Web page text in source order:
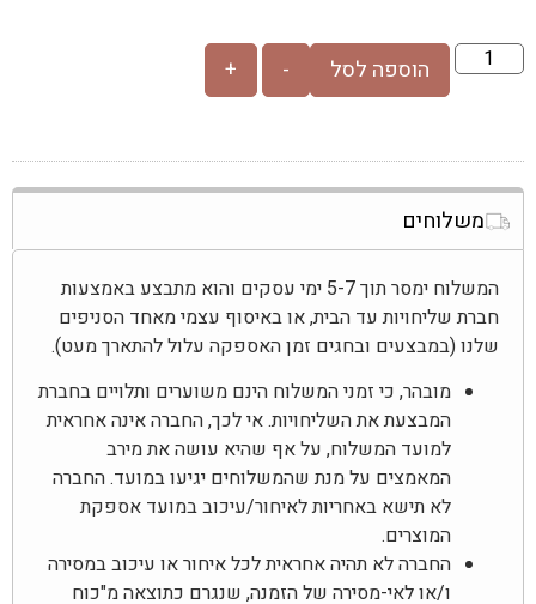
-
+ הוספה לסל
משלוחים
המשלוח ימסר תוך 5-7 ימי עסקים והוא מתבצע באמצעות
חברת שליחויות עד הבית, או באיסוף עצמי מאחד הסניפים
שלנו (במבצעים ובחגים זמן האספקה עלול להתארך מעט).
מובהר, כי זמני המשלוח הינם משוערים ותלויים בחברת
המבצעת את השליחויות. אי לכך, החברה אינה אחראית
למועד המשלוח, על אף שהיא עושה את מירב
המאמצים על מנת שהמשלוחים יגיעו במועד. החברה
לא תישא באחריות לאיחור/עיכוב במועד אספקת
המוצרים.
החברה לא תהיה אחראית לכל איחור או עיכוב במסירה
ו/או לאי-מסירה של הזמנה, שנגרם כתוצאה מ"כוח